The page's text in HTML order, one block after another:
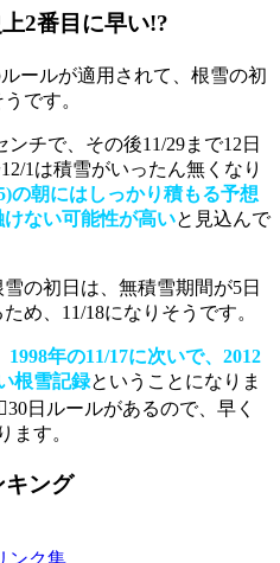
2番目に早い!?
ールが適用されて、根雪の初
です。
チで、その後11/29まで12日
1は積雪がいったん無くなり
の朝にはしっかり積もる予想
ない可能性が高いと見込んで
の初日は、無積雪期間が5日
め、11/18になりそうです。
年の11/17に次いで、2012
根雪記録ということになりま
日ルールがあるので、早く
ます。
キング
ンク集